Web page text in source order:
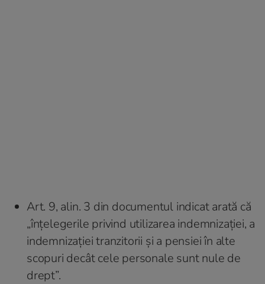
Art. 9, alin. 3 din documentul indicat arată că
„înțelegerile privind utilizarea indemnizației, a
indemnizației tranzitorii și a pensiei în alte
scopuri decât cele personale sunt nule de
drept”.